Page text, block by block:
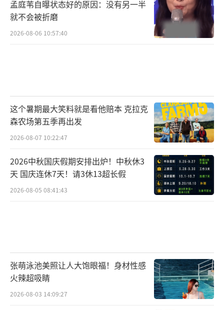
孟庭苇自曝状态好的原因：没有另一半
就不会被折磨
2026-08-06 10:57:40
这个暑期最大笑料就是看他赔本 克拉克
森农场第五季再出发
2026-08-07 10:22:47
2026中秋国庆假期安排出炉！中秋休3
天 国庆连休7天！请3休13超长假
2026-08-05 08:41:43
张萌泳池美照让人大饱眼福！身材性感
火辣超吸睛
2026-08-03 14:09:27